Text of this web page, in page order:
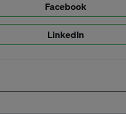
Facebook
LinkedIn